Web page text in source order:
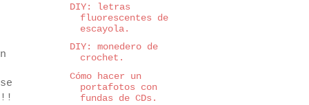
DIY: letras
fluorescentes de
escayola.
DIY: monedero de
crochet.
Cómo hacer un
portafotos con
fundas de CDs.